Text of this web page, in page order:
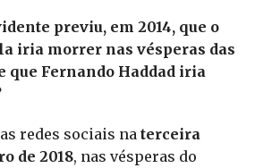
previu, em 2014, que o
iria morrer nas vésperas das
que Fernando Haddad iria
redes sociais na terceira
de 2018, nas vésperas do